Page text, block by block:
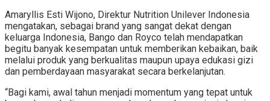
Amaryllis Esti Wijono, Direktur Nutrition Unilever Indonesia
mengatakan, sebagai brand yang sangat dekat dengan
keluarga Indonesia, Bango dan Royco telah mendapatkan
begitu banyak kesempatan untuk memberikan kebaikan, baik
melalui produk yang berkualitas maupun upaya edukasi gizi
dan pemberdayaan masyarakat secara berkelanjutan.
“Bagi kami, awal tahun menjadi momentum yang tepat untuk